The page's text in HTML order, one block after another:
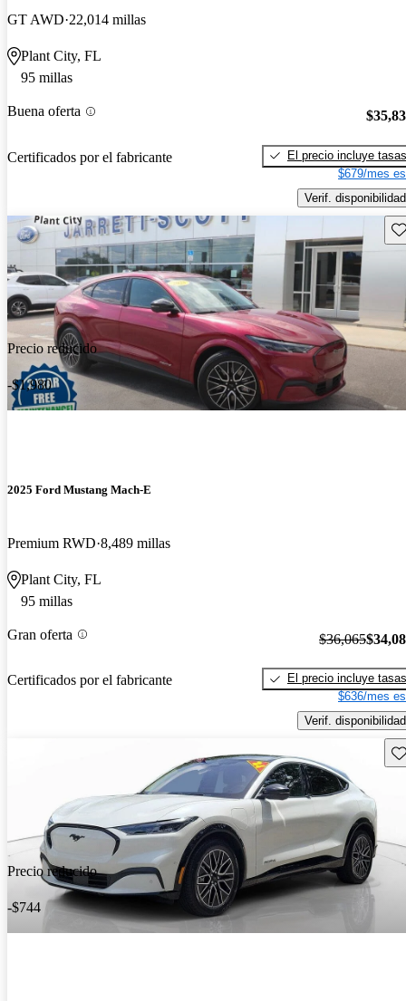
GT AWD 22,014 millas
Plant City, FL
95 millas
Buena oferta
Certificados por el fabricante
El precio incluye tasas
$679/mes
Verif. disponibilidad
Precio reducido
-$1,980
2025 Ford Mustang Mach-E
Premium RWD 8,489 millas
Plant City, FL
95 millas
Gran oferta
Certificados por el fabricante
$36,065
El precio incluye tasas
$636/mes
Verif. disponibilidad
Precio reducido
-$744